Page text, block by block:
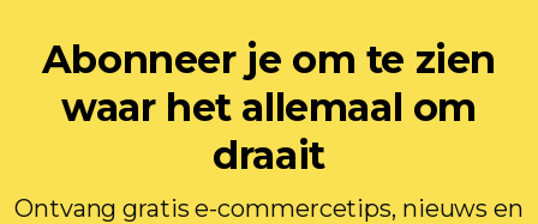
Abonneer je om te zien
waar het allemaal om
draait
Ontvang gratis e-commercetips, nieuws en